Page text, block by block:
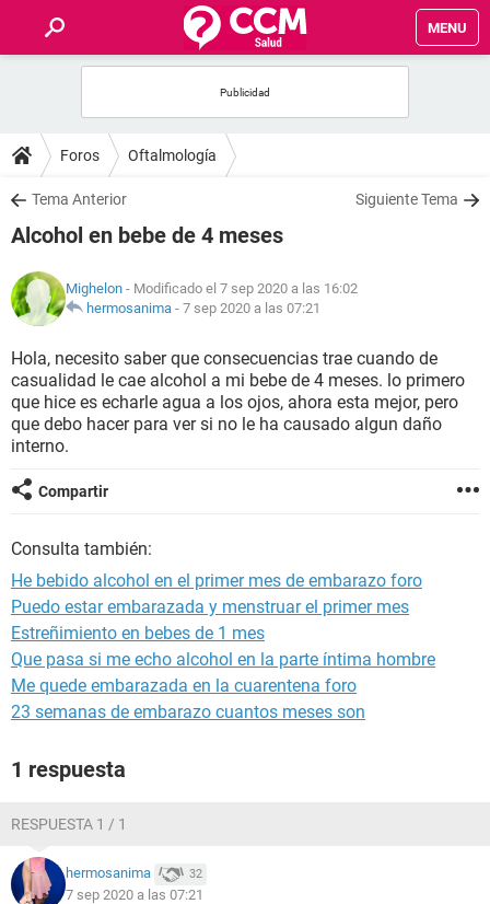
MENU
FOROS
SALUD
NUTRICIÓN
BIENESTAR
SEXUALIDAD
GLOSARIO
Foros Oftalmología
Tema Anterior Siguiente Tema
Alcohol en bebe de 4 meses
Mighelon - Modificado el 7 sep 2020 a las 16:02
hermosanima - 7 sep 2020 a las 07:21
Hola, necesito saber que consecuencias trae cuando de
casualidad le cae alcohol a mi bebe de 4 meses. lo primero
que hice es echarle agua a los ojos, ahora esta mejor, pero
que debo hacer para ver si no le ha causado algun daño
interno.
Compartir
Consulta también:
He bebido alcohol en el primer mes de embarazo foro
Puedo estar embarazada y menstruar el primer mes
Estreñimiento en bebes de 1 mes
Que pasa si me echo alcohol en la parte íntima hombre
Me quede embarazada en la cuarentena foro
23 semanas de embarazo cuantos meses son
1 respuesta
RESPUESTA 1 / 1
hermosanima 32
7 sep 2020 a las 07:21